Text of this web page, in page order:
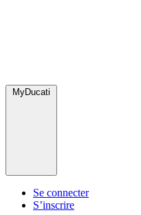
MyDucati
Se connecter
S’inscrire